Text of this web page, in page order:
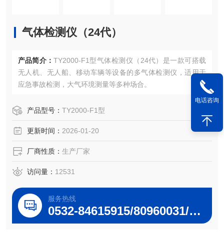
气体检测仪（24代）
产品简介： TY2000-F1型气体检测仪（24代）是一款可搭载
无人机、无人船、移动车辆等设备的多气体检测仪，适用于
应急事故检测，大气环境测量等多种场合。
产品型号： TY2000-F1型
更新时间： 2026-01-20
厂商性质： 生产厂家
访问量： 12531
服务热线
0532-84615915/80960031/80960032
电话咨询